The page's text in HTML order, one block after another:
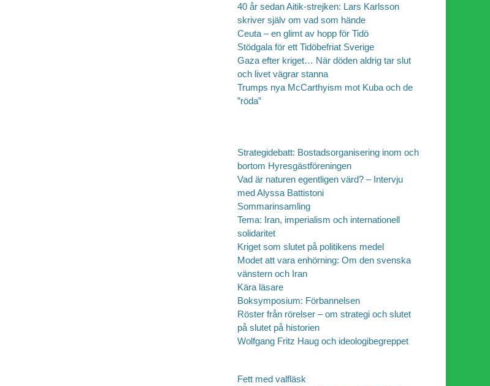
40 år sedan Aitik-strejken: Lars Karlsson
skriver själv om vad som hände
Ceuta – en glimt av hopp för Tidö
Stödgala för ett Tidöbefriat Sverige
Gaza efter kriget… När döden aldrig tar slut
och livet vägrar stanna
Trumps nya McCarthyism mot Kuba och de
”röda”
Strategidebatt: Bostadsorganisering inom och
bortom Hyresgästföreningen
Vad är naturen egentligen värd? – Intervju
med Alyssa Battistoni
Sommarinsamling
Tema: Iran, imperialism och internationell
solidaritet
Kriget som slutet på politikens medel
Modet att vara enhörning: Om den svenska
vänstern och Iran
Kära läsare
Boksymposium: Förbannelsen
Röster från rörelser – om strategi och slutet
på slutet på historien
Wolfgang Fritz Haug och ideologibegreppet
Fett med valfläsk